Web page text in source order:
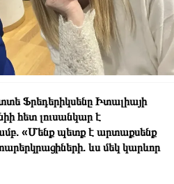
Ֆրեդերիկսենը Իտալիայի
հետ լուսանկար է
«Մենք պետք է արտաքսենք
ևս մեկ կարևոր